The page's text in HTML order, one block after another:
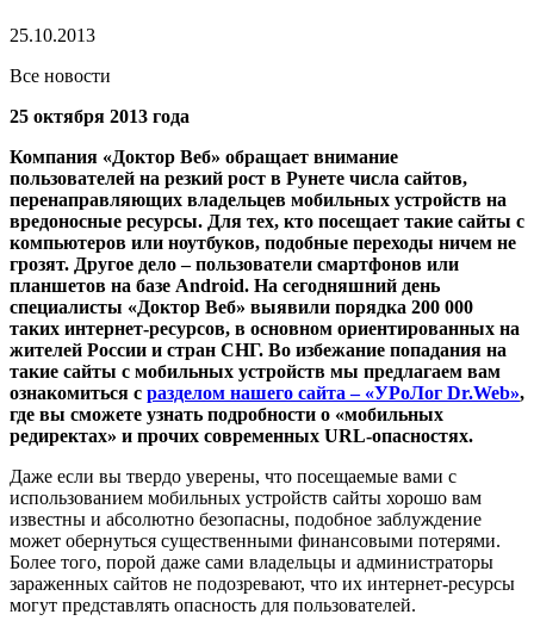
25.10.2013
Все новости
25 октября 2013 года
Компания «Доктор Веб» обращает внимание
пользователей на резкий рост в Рунете числа сайтов,
перенаправляющих владельцев мобильных устройств на
вредоносные ресурсы. Для тех, кто посещает такие сайты с
компьютеров или ноутбуков, подобные переходы ничем не
грозят. Другое дело – пользователи смартфонов или
планшетов на базе Android. На сегодняшний день
специалисты «Доктор Веб» выявили порядка 200 000
таких интернет-ресурсов, в основном ориентированных на
жителей России и стран СНГ. Во избежание попадания на
такие сайты с мобильных устройств мы предлагаем вам
ознакомиться с разделом нашего сайта – «УРоЛог Dr.Web»,
где вы сможете узнать подробности о «мобильных
редиректах» и прочих современных URL-опасностях.
Даже если вы твердо уверены, что посещаемые вами с
использованием мобильных устройств сайты хорошо вам
известны и абсолютно безопасны, подобное заблуждение
может обернуться существенными финансовыми потерями.
Более того, порой даже сами владельцы и администраторы
зараженных сайтов не подозревают, что их интернет-ресурсы
могут представлять опасность для пользователей.